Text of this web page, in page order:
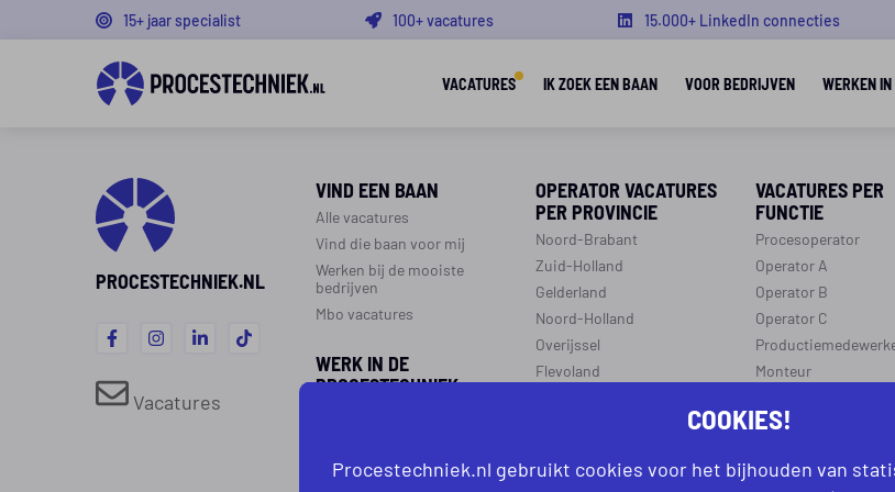
15+ jaar specialist 100+ vacatures 15.000+ LinkedIn connecties
VACATURES IK ZOEK EEN BAAN VOOR BEDRIJVEN WERKEN
PROCESTECHNIEK.NL
Vacatures
VIND EEN BAAN
Alle vacatures
Vind die baan voor mij
Werken bij de mooiste
bedrijven
Mbo vacatures
WERK IN DE
PROCESTECHNIEK
Werken als procesoperator
OPERATOR VACATURES
PER PROVINCIE
Noord-Brabant
Zuid-Holland
Gelderland
Noord-Holland
Overijssel
Flevoland
Groningen
VACATURES PER
FUNCTIE
Procesoperator
Operator A
Operator B
Operator C
Monteur
Aanmelden leren en
COOKIES!
Procestechniek.nl gebruikt cookies voor het bijhouden van